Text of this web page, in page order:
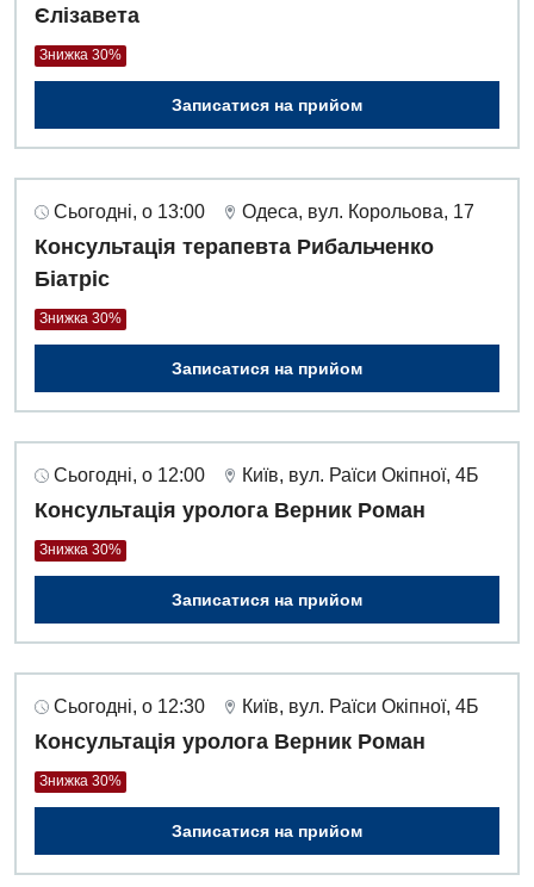
Терапевтичне відділення
Терапія
Урологічне відділення
Урологія
Фізіотерапія
Хірургічне відділення
Дитяча алергологія
Дитяча гастроентерологія
Дитяча гінекологія
Дитяча дерматовенерологія
Дитяча кардіоревматологія
Дитяча неврологія
Дитяча ортопедія і травматологія
Дитяча оториноларингологія
Єлізавета
Знижка 30%
Записатися на прийом
Сьогодні, о 13:00 Одеса, вул. Корольова, 17
Консультація терапевта Рибальченко
Біатріс
Знижка 30%
Записатися на прийом
Сьогодні, о 12:00 Київ, вул. Раїси Окіпної, 4Б
Консультація уролога Верник Роман
Знижка 30%
Записатися на прийом
Сьогодні, о 12:30 Київ, вул. Раїси Окіпної, 4Б
Консультація уролога Верник Роман
Знижка 30%
Записатися на прийом